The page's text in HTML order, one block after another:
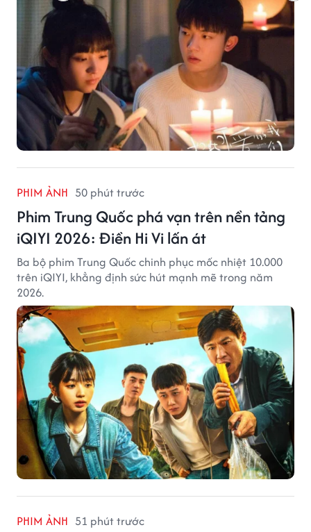
PHIM ẢNH 50 phút trước
Phim Trung Quốc phá vạn trên nền tảng
iQIYI 2026: Điền Hi Vi lấn át
Ba bộ phim Trung Quốc chinh phục mốc nhiệt 10.000
trên iQIYI, khẳng định sức hút mạnh mẽ trong năm
2026.
PHIM ẢNH 51 phút trước